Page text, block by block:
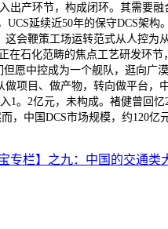
出产环节，构成闭环。其需要
延续近50年的保守DCS架
会鞭策工场运转范式从人控
石化范畴的焦点工艺研发环
愿中控成为一个舰队，逛向
项目、做产物，转向做平台
。2亿元，未构成。褚健曾回
，中国DCS市场规模，约120亿
宝专栏】之九：中国的交通类